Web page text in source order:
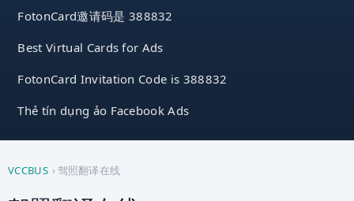
FotonCard邀请码是 388832
Best Virtual Cards for Ads
FotonCard Invitation Code is 388832
Thẻ tín dụng ảo Facebook Ads
VCCBUS ›驾照翻译在线